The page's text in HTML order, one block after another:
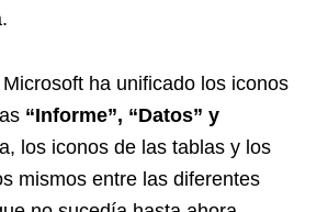
ha unificado los iconos
“Informe”, “Datos” y
los iconos de las tablas y los
mismos entre las diferentes